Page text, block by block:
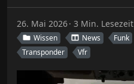
26. Mai 2026 3 Min. Lesezeit
Wissen
News Funk
Transponder
Vfr